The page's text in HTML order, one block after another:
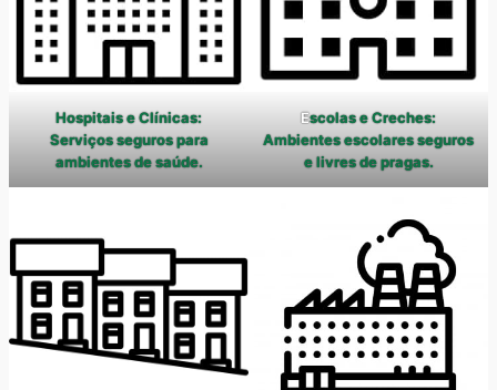
Hospitais e Clínicas:
Serviços seguros para
ambientes de saúde.
Escolas e Creches:
Ambientes escolares seguros
e livres de pragas.